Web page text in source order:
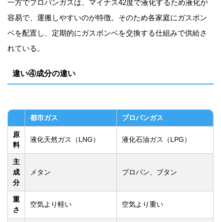
一方でプロパンガスは、マイナス42度で液化するため液化が
容易で、運搬しやすいのが特徴。そのため各家庭にガスボン
ベを配置し、定期的にガスボンベを交換する仕組みで供給さ
れている。
違い④成分の違い
都市ガス プロパンガス
原
料
液化天然ガス（LNG） 液化石油ガス（LPG）
主
成
分
メタン プロパン、ブタン
重
さ
空気より軽い 空気より重い